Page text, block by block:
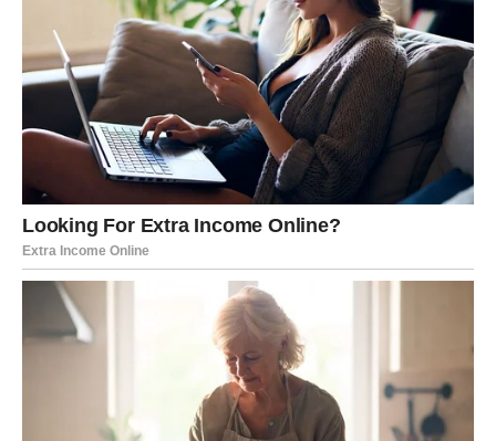
Na ljubavnom planu partner će pokazati koliko mu je stalo
do vaše zajedničke budućnosti.
Lav
Lavovima zvezde donose priznanje za trud koji su ulagali.
Poslovni uspeh ili finansijska vest učiniće da budete
ponosni na ono što ste postigli.
Ako ste slobodni, jedan susret mogao bi označiti početak
veoma lepe ljubavne priče.
Devica